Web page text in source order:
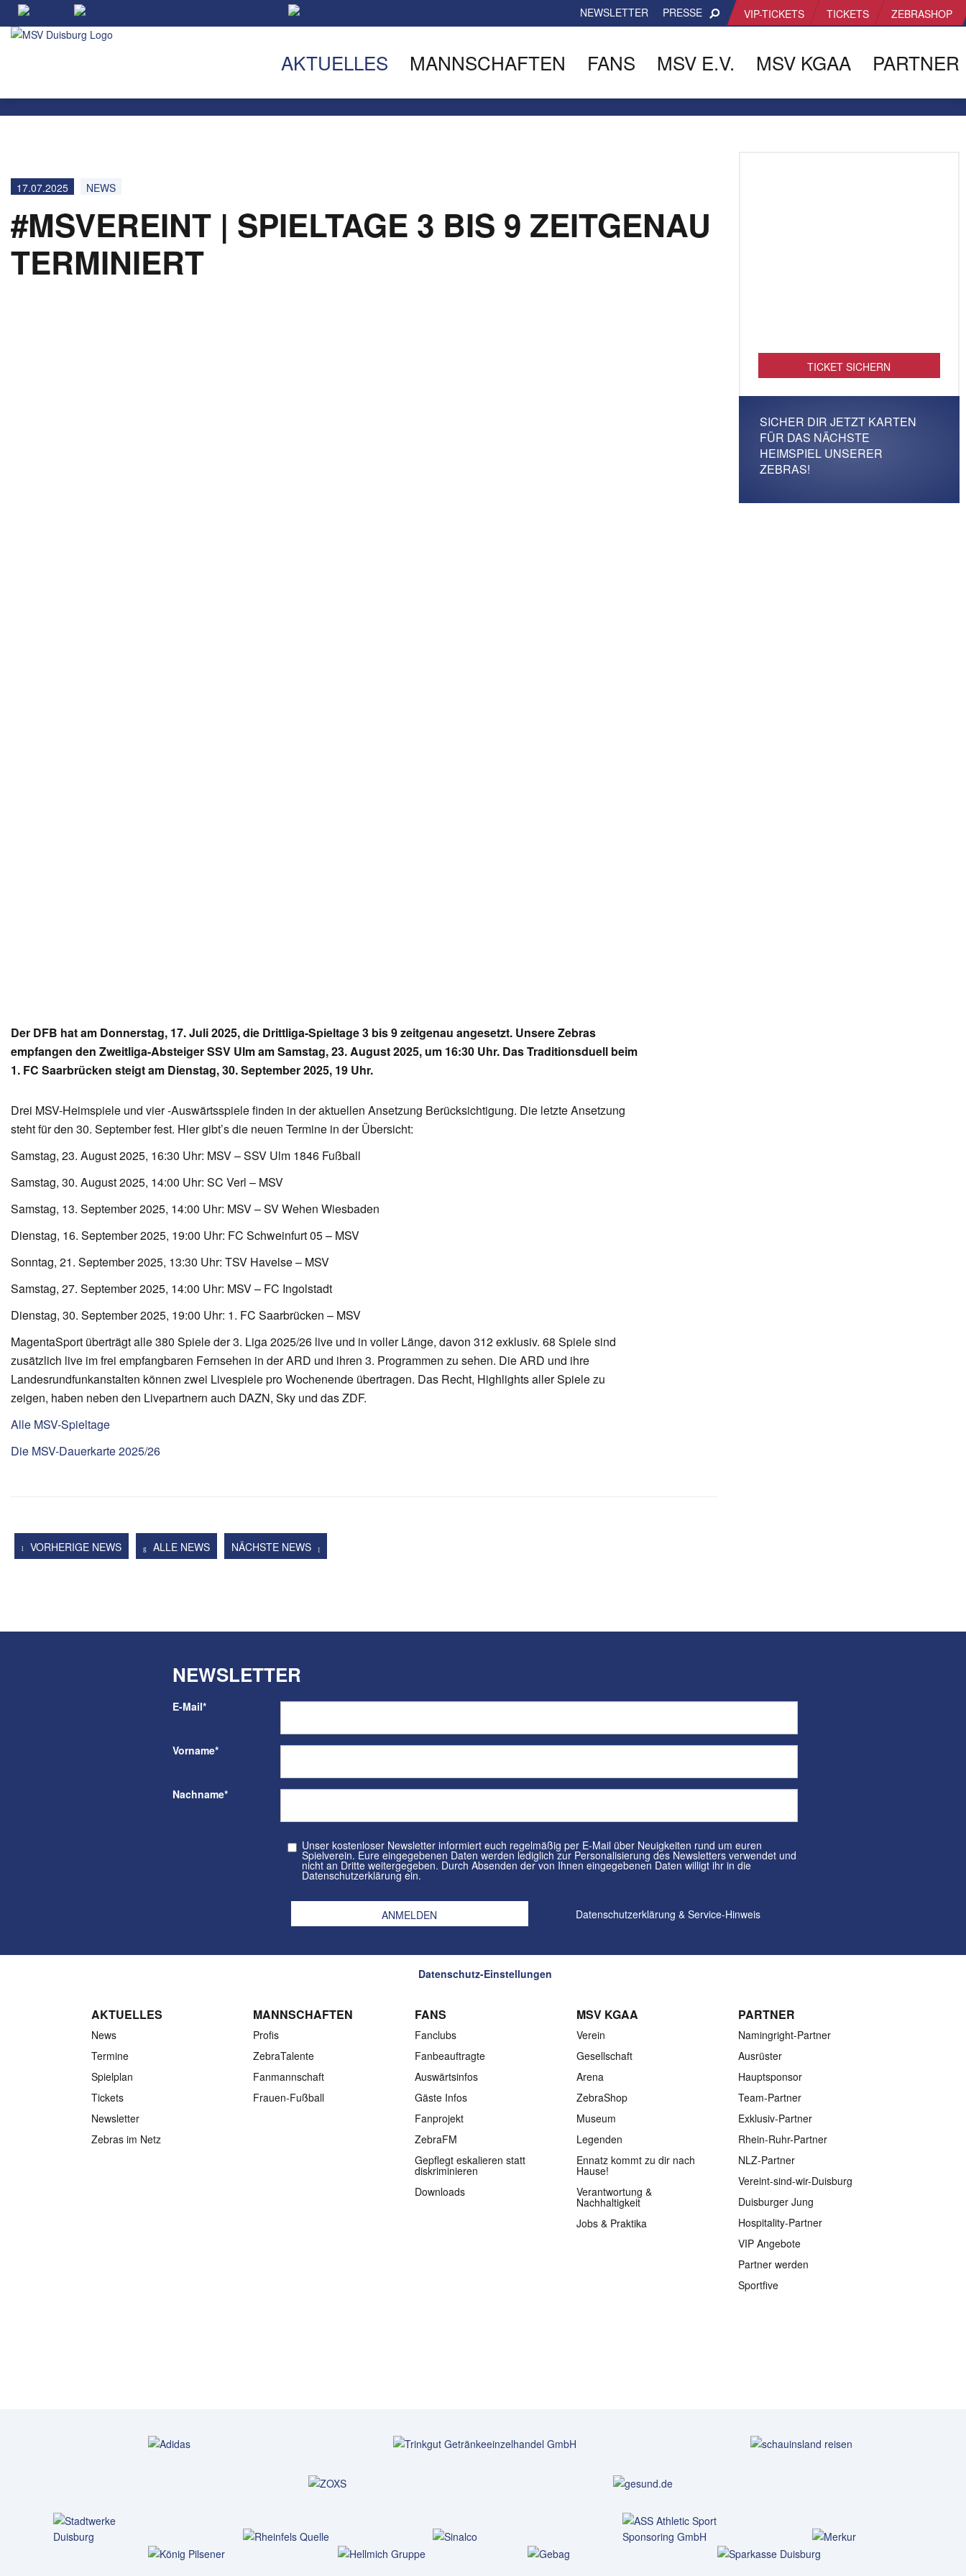
VIP-TICKETS TICKETS ZEBRASHOP
NEWSLETTER PRESSE
AKTUELLES MANNSCHAFTEN FANS MSV E.V. MSV KGAA PARTNER
17.07.2025 NEWS
#MSVEREINT | SPIELTAGE 3 BIS 9 ZEITGENAU
TERMINIERT
Der DFB hat am Donnerstag, 17. Juli 2025, die Drittliga-Spieltage 3 bis 9 zeitgenau angesetzt. Unsere Zebras
empfangen den Zweitliga-Absteiger SSV Ulm am Samstag, 23. August 2025, um 16:30 Uhr. Das Traditionsduell beim
1. FC Saarbrücken steigt am Dienstag, 30. September 2025, 19 Uhr.
Drei MSV-Heimspiele und vier -Auswärtsspiele finden in der aktuellen Ansetzung Berücksichtigung. Die letzte Ansetzung
steht für den 30. September fest. Hier gibt’s die neuen Termine in der Übersicht:
Samstag, 23. August 2025, 16:30 Uhr: MSV – SSV Ulm 1846 Fußball
Samstag, 30. August 2025, 14:00 Uhr: SC Verl – MSV
Samstag, 13. September 2025, 14:00 Uhr: MSV – SV Wehen Wiesbaden
Dienstag, 16. September 2025, 19:00 Uhr: FC Schweinfurt 05 – MSV
Sonntag, 21. September 2025, 13:30 Uhr: TSV Havelse – MSV
Samstag, 27. September 2025, 14:00 Uhr: MSV – FC Ingolstadt
Dienstag, 30. September 2025, 19:00 Uhr: 1. FC Saarbrücken – MSV
MagentaSport überträgt alle 380 Spiele der 3. Liga 2025/26 live und in voller Länge, davon 312 exklusiv. 68 Spiele sind
zusätzlich live im frei empfangbaren Fernsehen in der ARD und ihren 3. Programmen zu sehen. Die ARD und ihre
Landesrundfunkanstalten können zwei Livespiele pro Wochenende übertragen. Das Recht, Highlights aller Spiele zu
zeigen, haben neben den Livepartnern auch DAZN, Sky und das ZDF.
Alle MSV-Spieltage
Die MSV-Dauerkarte 2025/26
VORHERIGE NEWS ALLE NEWS NÄCHSTE NEWS
TICKET SICHERN
SICHER DIR JETZT KARTEN
FÜR DAS NÄCHSTE
HEIMSPIEL UNSERER
ZEBRAS!
NEWSLETTER
E-Mail*
Vorname*
Nachname*
Unser kostenloser Newsletter informiert euch regelmäßig per E-Mail über Neuigkeiten rund um euren
Spielverein. Eure eingegebenen Daten werden lediglich zur Personalisierung des Newsletters verwendet und
nicht an Dritte weitergegeben. Durch Absenden der von Ihnen eingegebenen Daten willigt ihr in die
Datenschutzerklärung ein.
Datenschutzerklärung & Service-Hinweis
Datenschutz-Einstellungen
AKTUELLES
News
Termine
Spielplan
Tickets
Newsletter
Zebras im Netz
MANNSCHAFTEN
Profis
ZebraTalente
Fanmannschaft
Frauen-Fußball
FANS
Fanclubs
Fanbeauftragte
Auswärtsinfos
Gäste Infos
Fanprojekt
ZebraFM
Gepflegt eskalieren statt
diskriminieren
Downloads
MSV KGAA
Verein
Gesellschaft
Arena
ZebraShop
Museum
Legenden
Ennatz kommt zu dir nach
Hause!
Verantwortung &
Nachhaltigkeit
Jobs & Praktika
PARTNER
Namingright-Partner
Ausrüster
Hauptsponsor
Team-Partner
Exklusiv-Partner
Rhein-Ruhr-Partner
NLZ-Partner
Vereint-sind-wir-Duisburg
Duisburger Jung
Hospitality-Partner
VIP Angebote
Partner werden
Sportfive